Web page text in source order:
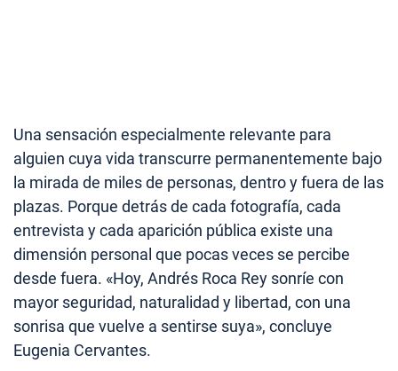
Una sensación especialmente relevante para
alguien cuya vida transcurre permanentemente bajo
la mirada de miles de personas, dentro y fuera de las
plazas. Porque detrás de cada fotografía, cada
entrevista y cada aparición pública existe una
dimensión personal que pocas veces se percibe
desde fuera. «Hoy, Andrés Roca Rey sonríe con
mayor seguridad, naturalidad y libertad, con una
sonrisa que vuelve a sentirse suya», concluye
Eugenia Cervantes.